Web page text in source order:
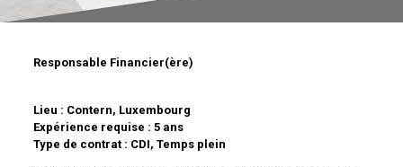
Responsable Financier(ère)
Lieu : Contern, Luxembourg
Expérience requise : 5 ans
Type de contrat : CDI, Temps plein